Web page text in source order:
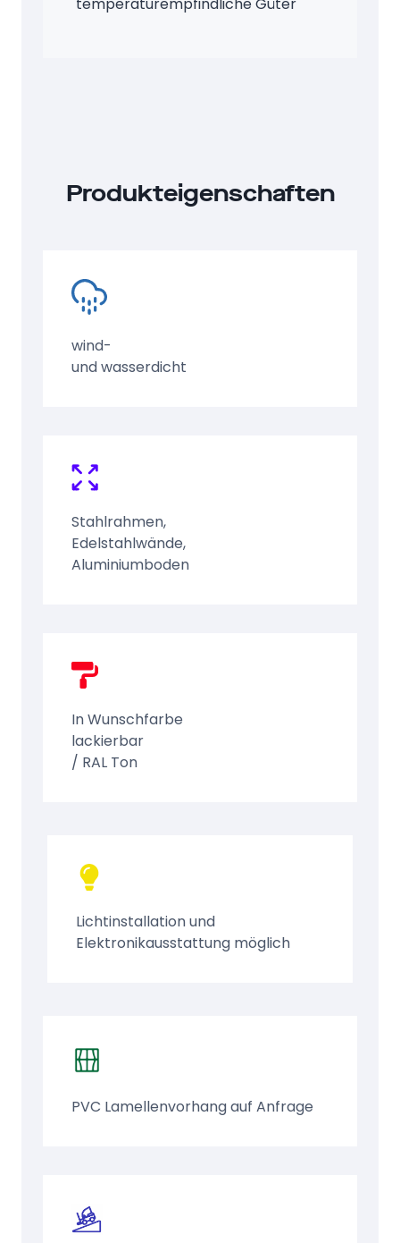
Produkteigenschaften
wind-
und wasserdicht
Stahlrahmen,
Edelstahlwände,
Aluminiumboden
In Wunschfarbe
lackierbar
/ RAL Ton
Lichtinstallation und
Elektronikausstattung möglich
PVC Lamellenvorhang auf Anfrage